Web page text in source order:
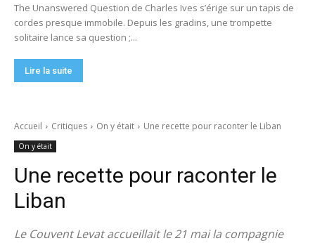
The Unanswered Question de Charles Ives s’érige sur un tapis de
cordes presque immobile. Depuis les gradins, une trompette
solitaire lance sa question ;...
Lire la suite